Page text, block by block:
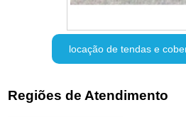
locação de tendas e
Regiões de Atendimento